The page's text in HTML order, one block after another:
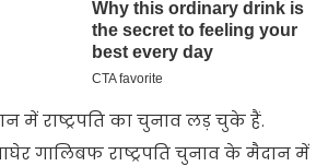
में राष्ट्रपति का चुनाव लड़ चुके हैं.
गालिबफ राष्ट्रपति चुनाव के मैदान में